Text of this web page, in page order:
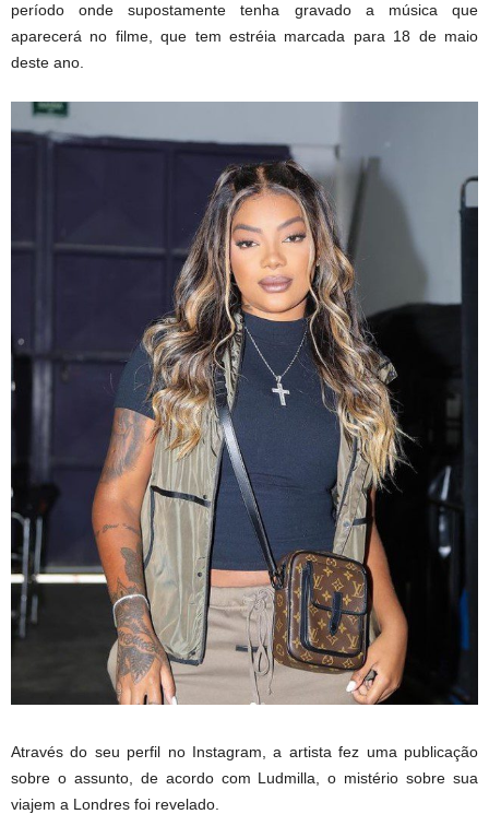
período onde supostamente tenha gravado a música que
aparecerá no filme, que tem estréia marcada para 18 de maio
deste ano.
Através do seu perfil no Instagram, a artista fez uma publicação
sobre o assunto, de acordo com Ludmilla, o mistério sobre sua
viajem a Londres foi revelado.